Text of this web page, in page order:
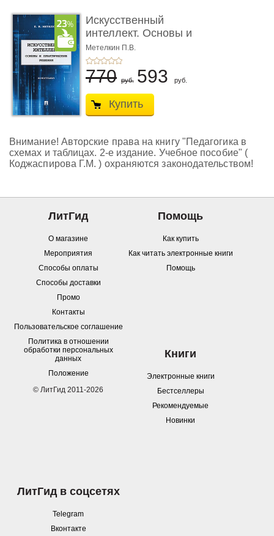
Искусственный
интеллект. Основы и
практически ...
Метелкин П.В.
770 руб. 593 руб.
Купить
Внимание! Авторские права на книгу "Педагогика в
схемах и таблицах. 2-е издание. Учебное пособие" (
Коджаспирова Г.М. ) охраняются законодательством!
ЛитГид
О магазине
Мероприятия
Способы оплаты
Способы доставки
Промо
Контакты
Пользовательское соглашение
Политика в отношении
обработки персональных
данных
Положение
© ЛитГид 2011-2026
Помощь
Как купить
Как читать электронные книги
Помощь
Книги
Электронные книги
Бестселлеры
Рекомендуемые
Новинки
ЛитГид в соцсетях
Telegram
Вконтакте